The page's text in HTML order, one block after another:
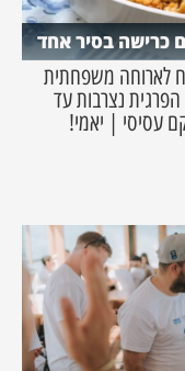
כרישה בסיר אחד
לארוחה משפחתית
נצרבות עד
עסיסי | יאמי!